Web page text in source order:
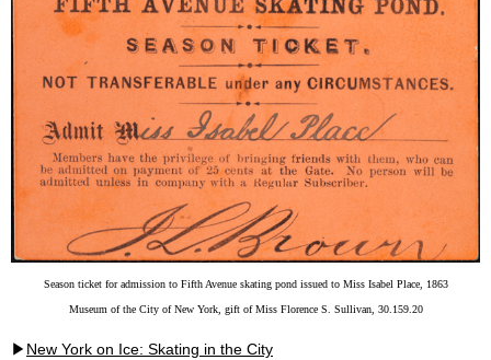
Season ticket for admission to Fifth Avenue skating pond issued to Miss Isabel Place, 1863
Museum of the City of New York, gift of Miss Florence S. Sullivan, 30.159.20
▶︎ New York on Ice: Skating in the City